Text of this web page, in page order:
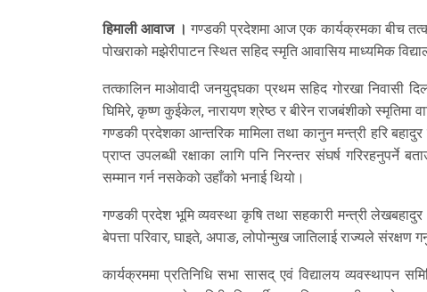
हिमाली आवाज । गण्डकी प्रदेशमा आज एक कार्यक्रमका बीच
पोखराको मझेरीपाटन स्थित सहिद स्मृति आवासिय माध्यमिक
तत्कालिन माओवादी जनयुद्घका प्रथम सहिद गोरखा निवासी
घिमिरे, कृष्ण कुईकेल, नारायण श्रेष्ठ र बीरेन राजबंशीको स्मृतिमा
गण्डकी प्रदेशका आन्तरिक मामिला तथा कानुन मन्त्री हरि बहादुर
प्राप्त उपलब्धी रक्षाका लागि पनि निरन्तर संघर्ष
सम्मान गर्न नसकेको उहाँको भनाई थियो।
गण्डकी प्रदेश भूमि व्यवस्था कृषि तथा सहकारी मन्त्री
बेपत्ता परिवार, घाइते, अपाङ, लोपोन्मुख जातिलाई राज्यले संरक्षण
कार्यक्रममा प्रतिनिधि सभा सासद् एवं विद्यालय व्यवस्थापन